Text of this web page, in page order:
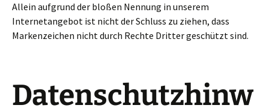
Allein auf­grund der bloßen Nennung in unse­rem
Internetangebot ist nicht der Schluss zu ziehen, dass
Markenzeichen nicht durch Rechte Dritter geschützt sind.
Datenschutzhinw